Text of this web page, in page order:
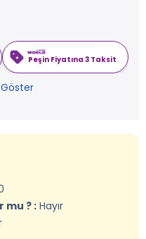
Peşin Fiyatına 3 Taksit
mu ? : Hayır